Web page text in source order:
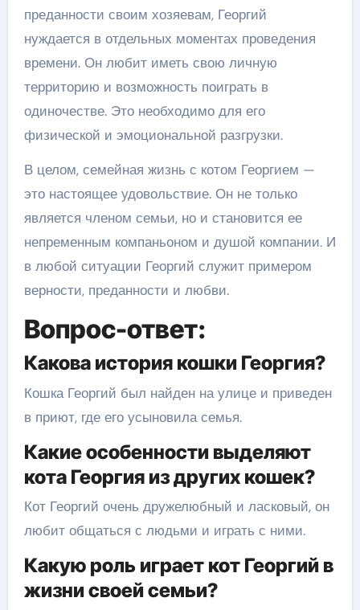
преданности своим хозяевам, Георгий
нуждается в отдельных моментах проведения
времени. Он любит иметь свою личную
территорию и возможность поиграть в
одиночестве. Это необходимо для его
физической и эмоциональной разгрузки.
В целом, семейная жизнь с котом Георгием —
это настоящее удовольствие. Он не только
является членом семьи, но и становится ее
непременным компаньоном и душой компании. И
в любой ситуации Георгий служит примером
верности, преданности и любви.
Вопрос-ответ:
Какова история кошки Георгия?
Кошка Георгий был найден на улице и приведен
в приют, где его усыновила семья.
Какие особенности выделяют
кота Георгия из других кошек?
Кот Георгий очень дружелюбный и ласковый, он
любит общаться с людьми и играть с ними.
Какую роль играет кот Георгий в
жизни своей семьи?